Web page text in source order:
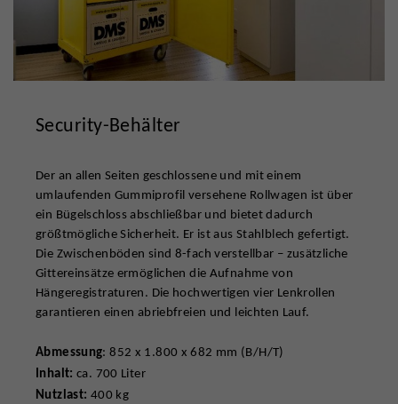
Security-Behälter
Der an allen Seiten geschlossene und mit einem
umlaufenden Gummiprofil versehene Rollwagen ist über
ein Bügelschloss abschließbar und bietet dadurch
größtmögliche Sicherheit. Er ist aus Stahlblech gefertigt.
Die Zwischenböden sind 8-fach verstellbar – zusätzliche
Gittereinsätze ermöglichen die Aufnahme von
Hängeregistraturen. Die hochwertigen vier Lenkrollen
garantieren einen abriebfreien und leichten Lauf.
Abmessung: 852 x 1.800 x 682 mm (B/H/T)
Inhalt: ca. 700 Liter
Nutzlast: 400 kg